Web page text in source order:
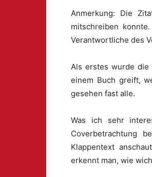
Anmerkung: Die
mitschreiben
Verantwortliche des
Als erstes wurde
einem Buch greift,
gesehen fast alle.
Was ich sehr
Coverbetrachtung
Klappentext
erkennt man, wie